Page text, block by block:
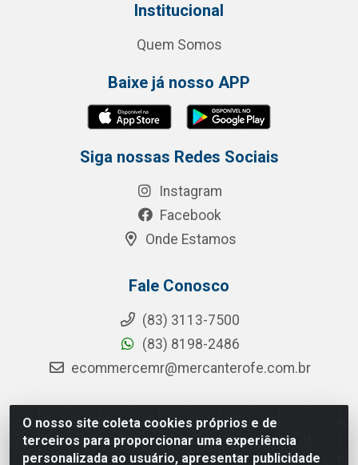
O nosso site coleta cookies próprios e de
terceiros para proporcionar uma experiência
personalizada ao usuário, apresentar publicidade
Institucional
Quem Somos
Baixe já nosso APP
Siga nossas Redes Sociais
Instagram
Facebook
Onde Estamos
Fale Conosco
(83) 3113-7500
(83) 8198-2486
ecommercemr@mercanterofe.com.br
MR Distribuidora - Rua Hortêncio Ribeiro de Luna, 3777 -
Distrito Industrial, João Pessoa/PB - CEP 58081-400 -